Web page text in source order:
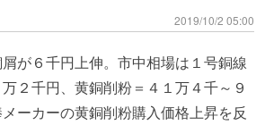
2019/10/2 05:00
が６千円上伸。市中相場は１号銅線
２千円、黄銅削粉＝４１万４千～９
ーカーの黄銅削粉購入価格上昇を反